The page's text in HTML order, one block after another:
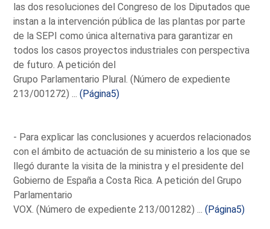
las dos resoluciones del Congreso de los Diputados que
instan a la intervención pública de las plantas por parte
de la SEPI como única alternativa para garantizar en
todos los casos proyectos industriales con perspectiva
de futuro. A petición del
Grupo Parlamentario Plural. (Número de expediente
213/001272) ...(Página5)
- Para explicar las conclusiones y acuerdos relacionados
con el ámbito de actuación de su ministerio a los que se
llegó durante la visita de la ministra y el presidente del
Gobierno de España a Costa Rica. A petición del Grupo
Parlamentario
VOX. (Número de expediente 213/001282) ...(Página5)